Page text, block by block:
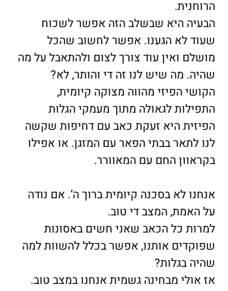
הרוחנית.
הבעיה היא שבשלב הזה אפשר לשכוח
שעוד לא הגענו. אפשר לחשוב שהכל
מושלם ואין עוד צורך לצום ולהתאבל על מה
שהיה. מה שיש לנו זה די והותר, לא?
הקושי הפיזי מהווה מצוקה קיומית,
התפילות לגאולה מתוך מעמקי הגלות
הפיזית היא זעקת כאב עם דחיפות שקשה
לנו לתאר בבתי הפאר עם המזגן. או אפילו
בקראוון החם עם המאוורר.
אנחנו לא בסכנה קיומית ברוך ה’. אם נודה
על האמת, המצב די טוב.
למרות כל הכאב שאני חשים באסונות
שפוקדים אותנו, אפשר בכלל להשוות למה
שהיה בגלות?
אז אולי מבחינה גשמית אנחנו במצב טוב.